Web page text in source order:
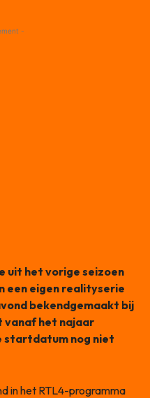
-
uit het vorige seizoen
een eigen realityserie
bekendgemaakt bij
vanaf het najaar
startdatum nog niet
in het RTL4-programma